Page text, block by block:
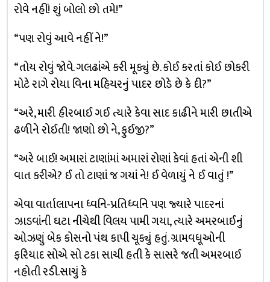
રોવે નહીં! શું બોલો છો તમે!”
“પણ રોવું આવે નહીં ને!”
“તોય રોવું જોવે. ગલઢાંએ કરી મૂક્યું છે. કોઈ કરતાં કોઈ છોકરી
મોટે રાગે રોયા વિના મહિયરનું પાદર છોડે છે કે દી?”
“અરે, મારી હીરબાઈ ગઈ ત્યારે કેવા સાદ કાઢીને મારી છાતીએ
ઢળીને રોઈતી! જાણો છો ને, ફુઈજી?”
“અરે બાઈ! અમારાં ટાણાંમાં અમારાં રોણાં કેવાં હતાં એની શી
વાત કરીએ? ઈ તો ટાણાં જ ગયાં ને! ઈ વેળાયું ને ઈ વાતું !”
એવા વાર્તાલાપના ધ્વનિ-પ્રતિધ્વનિ પણ જ્યારે પાદરનાં
ઝાડવાંની ઘટા નીચેથી વિલય પામી ગયા, ત્યારે અમરબાઈનું
ઓઝણું બેક કોસનો પંથ કાપી ચૂક્યું હતું. ગ્રામવધૂઓની
ફરિયાદ સોએ સો ટકા સાચી હતી કે સાસરે જતી અમરબાઈ
નહોતી રડી.સાચું કે